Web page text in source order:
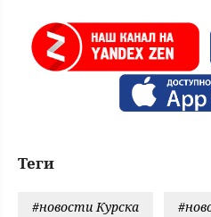
Теги
#новости Курска